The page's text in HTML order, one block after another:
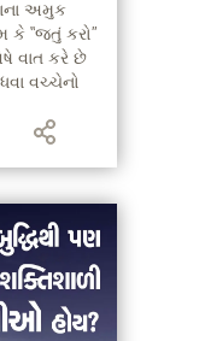
અમુક
કે “જતું કરો”
વાત કરે છે
વચ્ચેનો